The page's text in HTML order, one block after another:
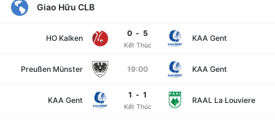
Giao Hữu CLB
HO Kalken
Kết Thúc
0 - 5
KAA Gent
Preußen Münster 19:00 KAA Gent
KAA Gent
Kết Thúc
1 - 1
RAAL La Louviere